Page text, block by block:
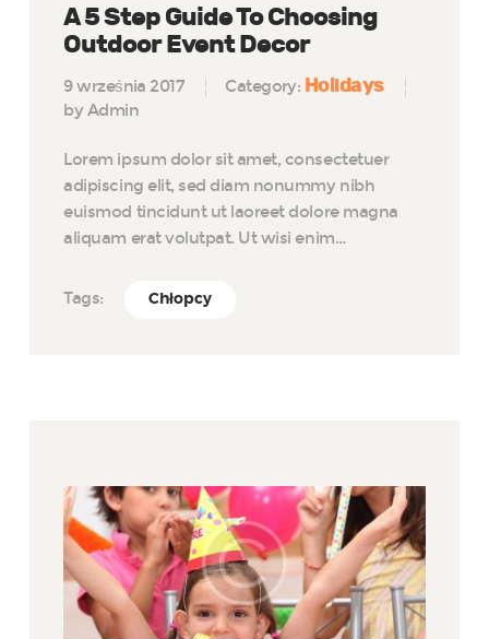
A 5 Step Guide To Choosing
Outdoor Event Decor
9 września 2017 Category: Holidays
by Admin
Lorem ipsum dolor sit amet, consectetuer
adipiscing elit, sed diam nonummy nibh
euismod tincidunt ut laoreet dolore magna
aliquam erat volutpat. Ut wisi enim…
Tags: Chłopcy